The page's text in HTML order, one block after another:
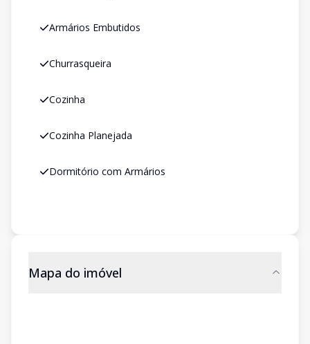
Armários Embutidos
Churrasqueira
Cozinha
Cozinha Planejada
Dormitório com Armários
Mapa do imóvel